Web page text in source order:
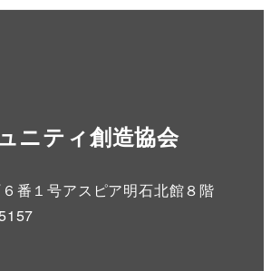
ニティ創造協会
番１号アスピア明石北館８階